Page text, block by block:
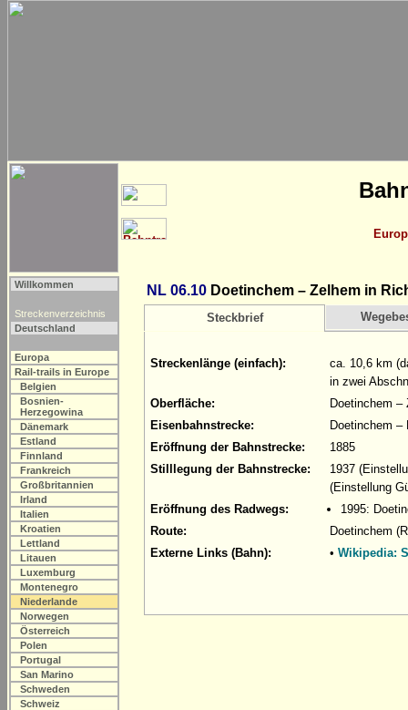
Willkommen
Streckenverzeichnis
Deutschland
Europa
Rail-trails in Europe
Belgien
Bosnien-
Herzegowina
Dänemark
Estland
Finnland
Frankreich
Großbritannien
Irland
Italien
Kroatien
Lettland
Litauen
Luxemburg
Montenegro
Niederlande
Norwegen
Österreich
Polen
Portugal
San Marino
Schweden
Schweiz
NL 06.10 Doetinchem – Zelhem in
Steckbrief
Streckenlänge (einfach):
ca. 10,6 km
in zwei
Oberfläche:
Doetinchem
Eisenbahnstrecke:
Doetinchem –
Eröffnung der Bahnstrecke:
1885
Stilllegung der Bahnstrecke:
1937
(Einstellung
Eröffnung des Radwegs:
1995:
Route:
Doetinchem
Externe Links (Bahn):
• Wikipedia: